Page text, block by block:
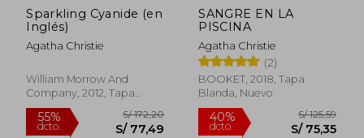
Sparkling Cyanide (en
Inglés)
Agatha Christie
William Morrow And
Company, 2012, Tapa
Blanda, Nuevo
SANGRE EN LA
PISCINA
Agatha Christie
(2)
BOOKET, 2018, Tapa
Blanda, Nuevo